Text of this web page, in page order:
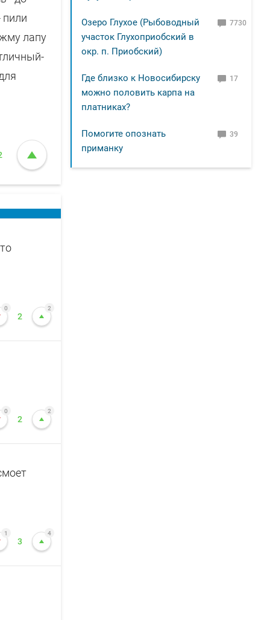
пили
лапу
0
2
2
0
2
2
1
3
4
Озеро Глухое (Рыбоводный
участок Глухоприобский в
окр. п. Приобский)
7730
Где близко к Новосибирску
можно половить карпа на
платниках?
17
Помогите опознать
приманку
39